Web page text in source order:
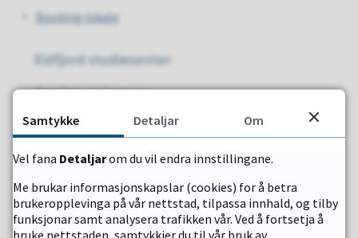
o
r
d
k
o
m
her:
Booking lokale
Eidfjord studiesenter
Resultat i kategorien
Velg
Vis i kart
Plassering
Sentrumstunet
Samtykke Detaljar Om
Vel fana Detaljarom du vil endra innstillingane.
Me brukar informasjonskapslar (cookies) for å betra
brukeropplevinga på vår nettstad, tilpassa innhald, og tilby
funksjonar samt analysera trafikken vår. Ved å fortsetja å
bruke nettstaden, samtykkjer du til vår bruk av